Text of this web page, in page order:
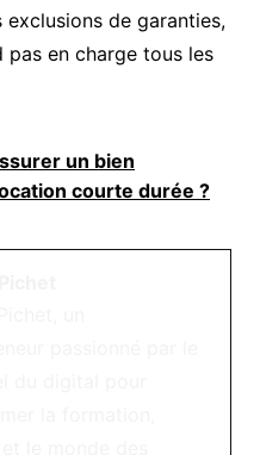
de garanties,
pas en charge tous les
un bien
courte durée ?